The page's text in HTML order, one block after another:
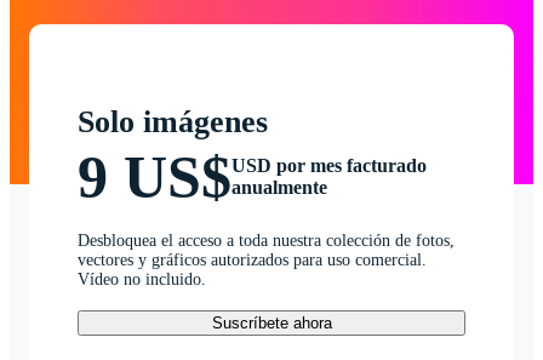
Solo imágenes
9 US$USD por mes facturado
anualmente
Desbloquea el acceso a toda nuestra colección de fotos,
vectores y gráficos autorizados para uso comercial.
Vídeo no incluido.
Suscríbete ahora